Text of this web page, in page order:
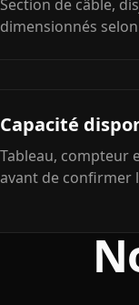
Section de câble,
dimensionnés
Capacité
Tableau, compteur
avant de confirmer